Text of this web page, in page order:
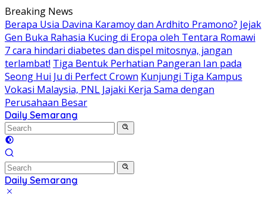
Skip
to
content
Breaking News
Berapa Usia Davina Karamoy dan Ardhito Pramono? Jejak
Gen Buka Rahasia Kucing di Eropa oleh Tentara Romawi
7 cara hindari diabetes dan dispel mitosnya, jangan
terlambat! Tiga Bentuk Perhatian Pangeran Ian pada
Seong Hui Ju di Perfect Crown Kunjungi Tiga Kampus
Vokasi Malaysia, PNL Jajaki Kerja Sama dengan
Perusahaan Besar
Daily Semarang
"Semarang
Hari
Ini:
Informasi
Terkini
untuk
Daily Semarang
"Semarang